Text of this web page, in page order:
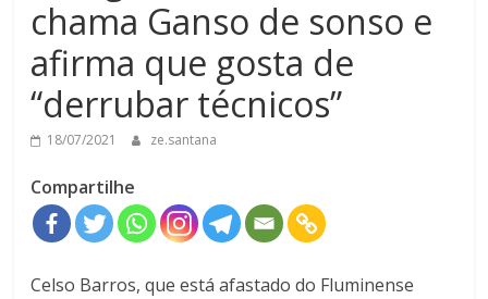
chama Ganso de sonso e
afirma que gosta de
“derrubar técnicos”
18/07/2021 ze.santana
Compartilhe
Celso Barros, que está afastado do Fluminense